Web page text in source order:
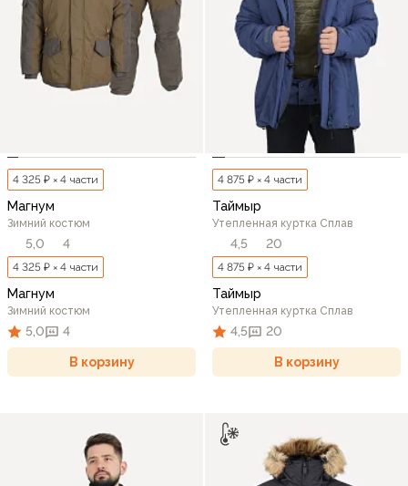
4 325 ₽ × 4 части
Магнум
Зимний костюм
5,0 4
4 325 ₽ × 4 части
Магнум
Зимний костюм
5,0 4
В корзину
4 875 ₽ × 4 части
Таймыр
Утепленная куртка Сплав
4,5 20
4 875 ₽ × 4 части
Таймыр
Утепленная куртка Сплав
4,5 20
В корзину